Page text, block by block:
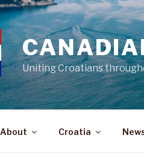
Uniting Croatians
About Croatia